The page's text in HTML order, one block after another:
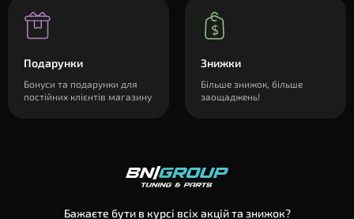
Подарунки
Бонуси та подарунки для
постійних клієнтів магазину
Знижки
Більше знижок, більше
заощаджень!
Бажаєте бути в курсі всіх акцій та знижок?